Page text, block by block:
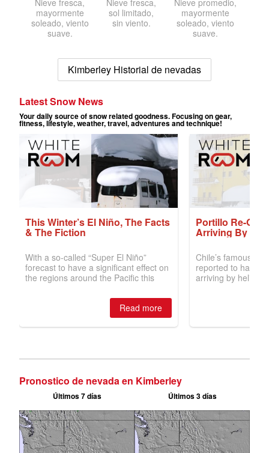
Nieve fresca,
mayormente
soleado, viento
suave.
Nieve fresca,
sol limitado,
sin viento.
Nieve promedio,
mayormente
soleado, viento
suave.
Kimberley Historial de nevadas
Pronostico de nevada en Kimberley
Últimos 7 días Últimos 3 días